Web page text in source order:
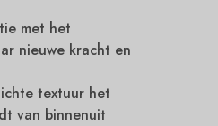
met het
nieuwe kracht en
textuur het
van binnenuit